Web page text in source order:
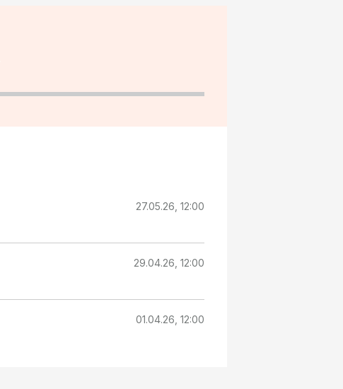
27.05.26, 12:00
29.04.26, 12:00
01.04.26, 12:00